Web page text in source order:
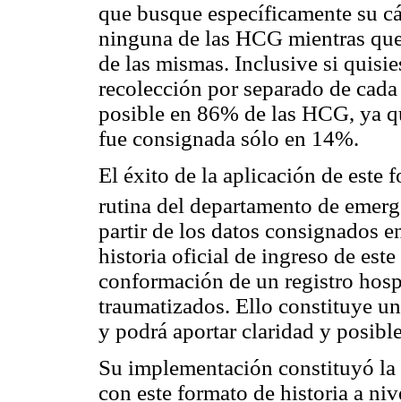
que busque específicamente su
ninguna de las HCG mientras
de las mismas. Inclusive si
recolección por separado de
posible en 86% de las HCG, ya
fue consignada sólo en 14%.
El éxito de la aplicación de este
rutina del departamento de
partir de los datos consignados
historia oficial de ingreso de
conformación de un registro
traumatizados. Ello constituye
y podrá aportar claridad y
Su implementación constituyó
con este formato de historia a